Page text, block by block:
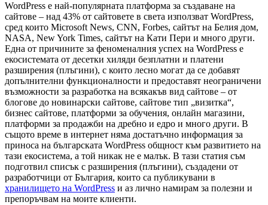
WordPress е най-популярната платформа за създаване на
сайтове – над 43% от сайтовете в света използват WordPress,
сред които Microsoft News, CNN, Forbes, сайтът на Белия дом,
NASA, New York Times, сайтът на Кати Пери и много други.
Една от причините за феноменалния успех на WordPress е
екосистемата от десетки хиляди безплатни и платени
разширения (плъгини), с които лесно могат да се добавят
допълнителни функционалности и предоставят неограничени
възможности за разработка на всякакъв вид сайтове – от
блогове до новинарски сайтове, сайтове тип „визитка“,
бизнес сайтове, платформи за обучения, онлайн магазини,
платформи за продажби на дребно и едро и много други. В
същото време в интернет няма достатъчно информация за
приноса на българската WordPress общност към развитието на
тази екосистема, а той никак не е малък. В тази статия съм
подготвил списък с разширения (плъгини), създадени от
разработчици от България, които са публикувани в
хранилището на WordPress и аз лично намирам за полезни и
препоръчвам на моите клиенти.